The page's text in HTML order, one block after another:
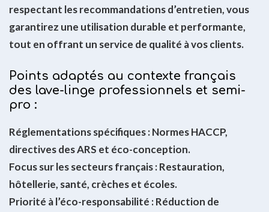
respectant les recommandations d’entretien, vous
garantirez une utilisation durable et performante,
tout en offrant un service de qualité à vos clients.
Points adaptés au contexte français
des lave-linge professionnels et semi-
pro :
Réglementations spécifiques : Normes HACCP,
directives des ARS et éco-conception.
Focus sur les secteurs français : Restauration,
hôtellerie, santé, crèches et écoles.
Priorité à l’éco-responsabilité : Réduction de